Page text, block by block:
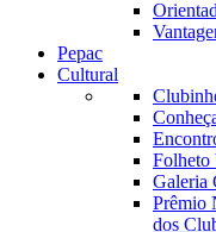
Pepac
Cultural
Folheto
Galeria
Prêmio
dos